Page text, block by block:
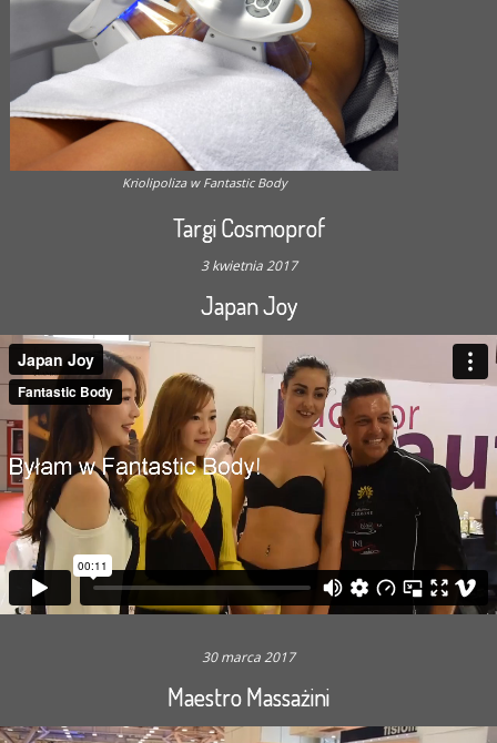
Kriolipoliza w Fantastic Body
Targi Cosmoprof
3 kwietnia 2017
Japan Joy
30 marca 2017
Maestro Massażini